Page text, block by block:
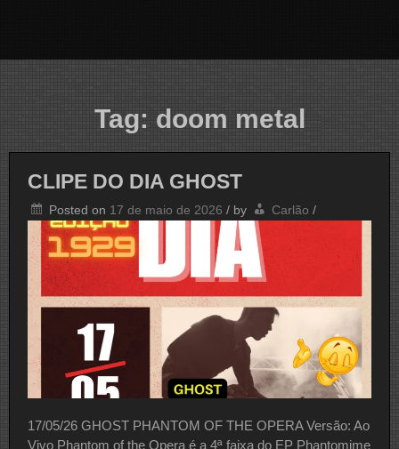
Tag: doom metal
CLIPE DO DIA GHOST
Posted on 17 de maio de 2026 / by Carlão /
17/05/26 GHOST PHANTOM OF THE OPERA Versão: Ao
Vivo Phantom of the Opera é a 4ª faixa do EP Phantomime